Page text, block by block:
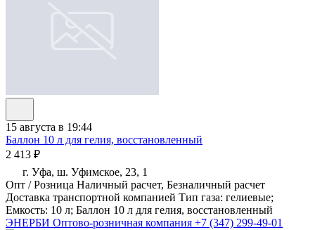
15 августа в 19:44
Баллон 10 л для гелия, восстановленный
2 413 ₽
г. Уфа, ш. Уфимское, 23, 1
Опт / Розница Наличный расчет, Безналичный расчет
Доставка транспортной компанией Тип газа: гелиевые;
Емкость: 10 л; Баллон 10 л для гелия, восстановленный
ЭНЕРБИ Оптово-розничная компания +7 (347) 299-49-01